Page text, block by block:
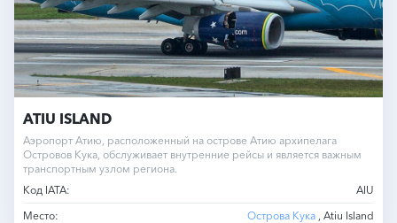
ATIU ISLAND
Аэропорт Атию, расположенный на острове Атию архипелага
Островов Кука, обслуживает внутренние рейсы и является важным
транспортным узлом региона.
Код IATA:
AIU
Место:
Острова Кука , Atiu Island